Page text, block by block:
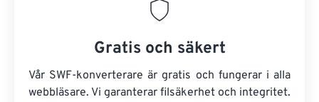
Gratis och säkert
Vår SWF-konverterare är gratis och fungerar i alla
webbläsare. Vi garanterar filsäkerhet och integritet.